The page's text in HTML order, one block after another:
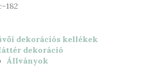
182
dekorációs kellékek
dekoráció
Állványok